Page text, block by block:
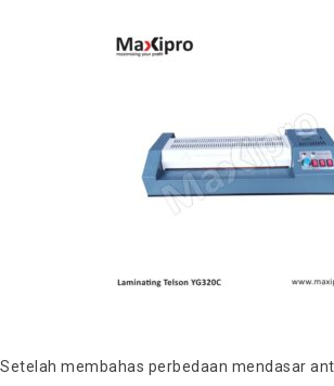
Setelah membahas perbedaan mendasar